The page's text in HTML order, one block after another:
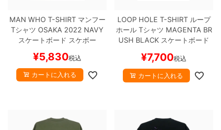
MAN WHO T-SHIRTマンフー
Tシャツ OSAKA 2022 NAVY
スケートボード スケボー
¥5,830税込
カートに入れる
LOOP HOLE T-SHIRTループ
ホールTシャツ MAGENTA BR
USH BLACK スケートボード
¥7,700税込
カートに入れる